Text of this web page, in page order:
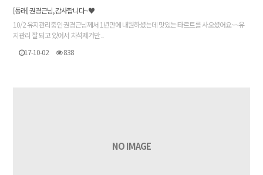
[동래] 권경근님, 감사합니다~♥
10/2 유지관리중인 권경근님께서 1년만에 내원하셨는데 맛있는 타르트를 사오셨어요~~유
지관리 잘 되고 있어서 치석제거만 ..
17-10-02
838
NO IMAGE